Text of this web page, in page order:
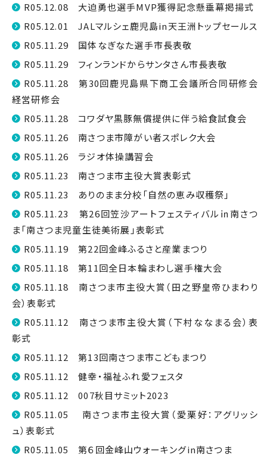
R05.12.08 大迫勇也選手MVP獲得記念懸垂幕掲揚式
R05.12.01 JALマルシェ鹿児島in天王洲トップセールス
R05.11.29 国体なぎなた選手市長表敬
R05.11.29 フィンランドからサンタさん市長表敬
R05.11.28 第30回鹿児島県下商工会議所合同研修会
経営研修会
R05.11.28 コワダヤ黒豚無償提供に伴う給食試食会
R05.11.26 南さつま市障がい者スポレク大会
R05.11.26 ラジオ体操講習会
R05.11.23 南さつま市主役大賞表彰式
R05.11.23 ありのまま分校「自然の恵み収穫祭」
R05.11.23 第26回笠沙アートフェスティバル㏌南さつ
ま「南さつま児童生徒美術展」表彰式
R05.11.19 第22回金峰ふるさと産業まつり
R05.11.18 第11回全日本輪まわし選手権大会
R05.11.18 南さつま市主役大賞（田之野皇帝ひまわり
会）表彰式
R05.11.12 南さつま市主役大賞（下村ななまる会）表
彰式
R05.11.12 第13回南さつま市こどもまつり
R05.11.12 健幸・福祉ふれ愛フェスタ
R05.11.12 007秋目サミット2023
R05.11.05 南さつま市主役大賞（愛栗好：アグリッシ
ュ）表彰式
R05.11.05 第６回金峰山ウォーキングin南さつま